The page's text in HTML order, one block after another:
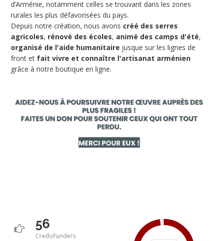
d’Arménie, notamment celles se trouvant dans les zones
rurales les plus défavorisées du pays.
Depuis notre création, nous avons créé des serres
agricoles, rénové des écoles, animé des camps d'été,
organisé de l'aide humanitaire jusque sur les lignes de
front et fait vivre et connaître l'artisanat arménien
grâce à notre boutique en ligne.
56
CredoFunders